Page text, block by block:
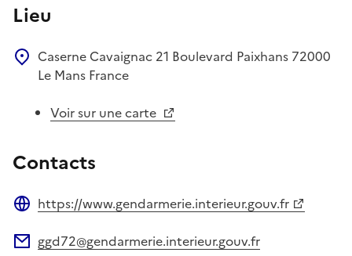
Lieu
Caserne Cavaignac 21 Boulevard Paixhans 72000
Le Mans France
Voir sur une carte
Contacts
https://www.gendarmerie.interieur.gouv.fr
ggd72@gendarmerie.interieur.gouv.fr